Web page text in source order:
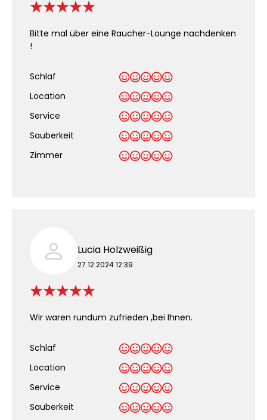
Bitte mal über eine Raucher-Lounge nachdenken
!
Schlaf
Location
Service
Sauberkeit
Zimmer
Lucia Holzweißig
27.12.2024 12:39
Wir waren rundum zufrieden ,bei Ihnen.
Schlaf
Location
Service
Sauberkeit